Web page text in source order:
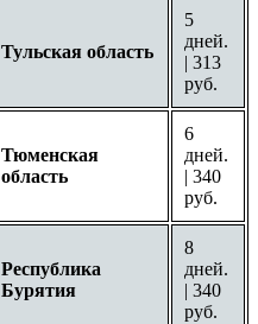
Тульская область
5
дней.
| 313
руб.
Тюменская
область
6
дней.
| 340
руб.
Республика
Бурятия
8
дней.
| 340
руб.